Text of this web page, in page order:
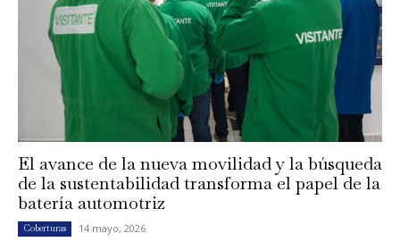
El avance de la nueva movilidad y la búsqueda
de la sustentabilidad transforma el papel de la
batería automotriz
Coberturas 14 mayo, 2026